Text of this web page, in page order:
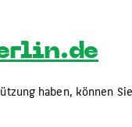
haben, können